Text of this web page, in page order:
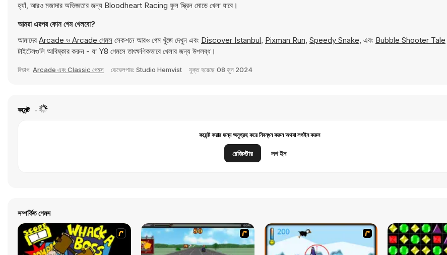
হ্যাঁ, আরও মজাদার অভিজ্ঞতার জন্য Bloodheart Racing ফুল স্ক্রিন মোডে খেলা যাবে।
আমরা এরপর কোন গেম খেলবো?
আমাদের Arcade ও Arcade গেমস সেকশনে আরও গেম খুঁজে দেখুন এবং Discover Istanbul, Pixman Run, Speedy Snake, এবং Bubble Shooter Tale
টাইটেলগুলি আবিষ্কার করুন - যা Y8 গেমসে তাৎক্ষণিকভাবে খেলার জন্য উপলব্ধ।
বিভাগ: Arcade এবং Classic গেমস ডেভেলপার: Studio Hemvist যুক্ত হয়েছে 08 জুন 2024
কমেন্ট
কমেন্ট করার জন্য অনুগ্রহ করে নিবন্ধন করুন অথবা লগইন করুন
রেজিস্টার লগ ইন
সম্পর্কিত গেমস